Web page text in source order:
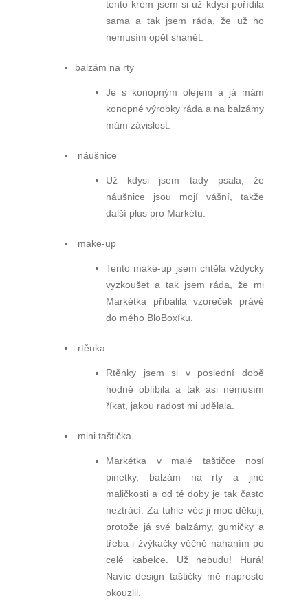
tento krém jsem si už kdysi pořídila
sama a tak jsem ráda, že už ho
nemusím opět shánět.
balzám na rty
Je s konopným olejem a já mám
konopné výrobky ráda a na balzámy
mám závislost.
náušnice
Už kdysi jsem tady psala, že
náušnice jsou mojí vášní, takže
další plus pro Markétu.
make-up
Tento make-up jsem chtěla vždycky
vyzkoušet a tak jsem ráda, že mi
Markétka přibalila vzoreček právě
do mého BloBoxíku.
rtěnka
Rtěnky jsem si v poslední době
hodně oblíbila a tak asi nemusím
říkat, jakou radost mi udělala.
mini taštička
Markétka v malé taštičce nosí
pinetky, balzám na rty a jiné
maličkosti a od té doby je tak často
neztrácí. Za tuhle věc ji moc děkuji,
protože já své balzámy, gumičky a
třeba i žvýkačky věčně naháním po
celé kabelce. Už nebudu! Hurá!
Navíc design taštičky mě naprosto
okouzlil.